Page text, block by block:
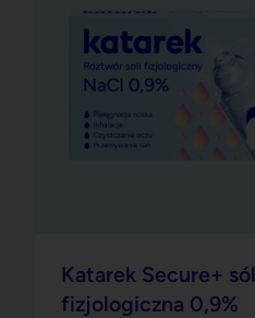
Katarek Secure+ sól
fizjologiczna 0,9%